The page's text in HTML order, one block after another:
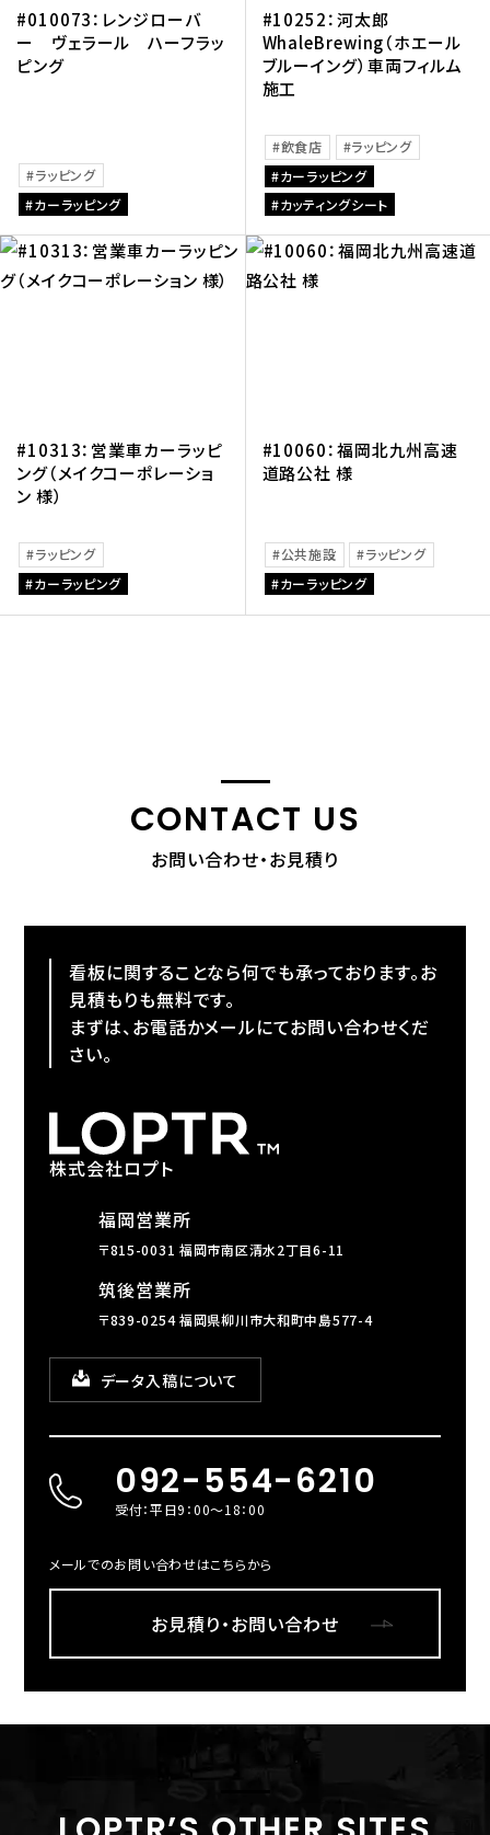
#010073：レンジローバ
ー ヴェラール ハーフラッ
ピング
ラッピング
カーラッピング
#10252：河太郎
WhaleBrewing（ホエール
ブルーイング）車両フィルム
施工
飲食店
ラッピング
カーラッピング
カッティングシート
#10313：営業車カーラッピ
ング（メイクコーポレーショ
ン 様）
ラッピング
カーラッピング
#10060：福岡北九州高速
道路公社 様
公共施設
ラッピング
カーラッピング
CONTACT US
お問い合わせ・お見積り
看板に関することなら何でも承っております。お
見積もりも無料です。
まずは、お電話かメールにてお問い合わせくだ
さい。
株式会社ロプト
福岡営業所
〒815-0031 福岡市南区清水2丁目6-11
筑後営業所
〒839-0254 福岡県柳川市大和町中島577-4
データ入稿について
092-554-6210
受付：平日9：00～18：00
メールでのお問い合わせはこちらから
お見積り・お問い合わせ